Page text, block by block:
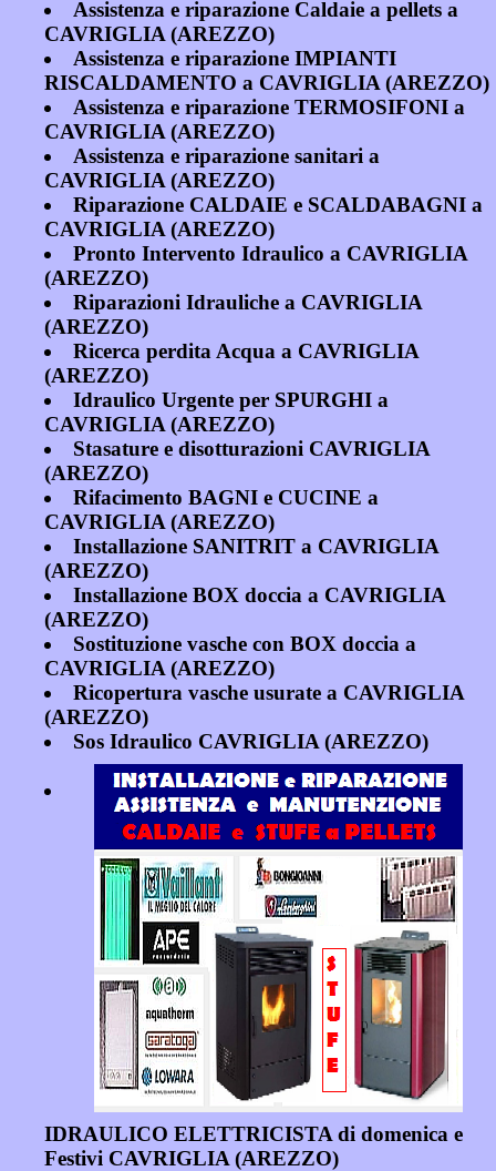
Assistenza e riparazione Caldaie a pellets a
CAVRIGLIA (AREZZO)
Assistenza e riparazione IMPIANTI
RISCALDAMENTO a CAVRIGLIA (AREZZO)
Assistenza e riparazione TERMOSIFONI a
CAVRIGLIA (AREZZO)
Assistenza e riparazione sanitari a
CAVRIGLIA (AREZZO)
Riparazione CALDAIE e SCALDABAGNI a
CAVRIGLIA (AREZZO)
Pronto Intervento Idraulico a CAVRIGLIA
(AREZZO)
Riparazioni Idrauliche a CAVRIGLIA
(AREZZO)
Ricerca perdita Acqua a CAVRIGLIA
(AREZZO)
Idraulico Urgente per SPURGHI a
CAVRIGLIA (AREZZO)
Stasature e disotturazioni CAVRIGLIA
(AREZZO)
Rifacimento BAGNI e CUCINE a
CAVRIGLIA (AREZZO)
Installazione SANITRIT a CAVRIGLIA
(AREZZO)
Installazione BOX doccia a CAVRIGLIA
(AREZZO)
Sostituzione vasche con BOX doccia a
CAVRIGLIA (AREZZO)
Ricopertura vasche usurate a CAVRIGLIA
(AREZZO)
Sos Idraulico CAVRIGLIA (AREZZO)
IDRAULICO ELETTRICISTA di domenica e
Festivi CAVRIGLIA (AREZZO)